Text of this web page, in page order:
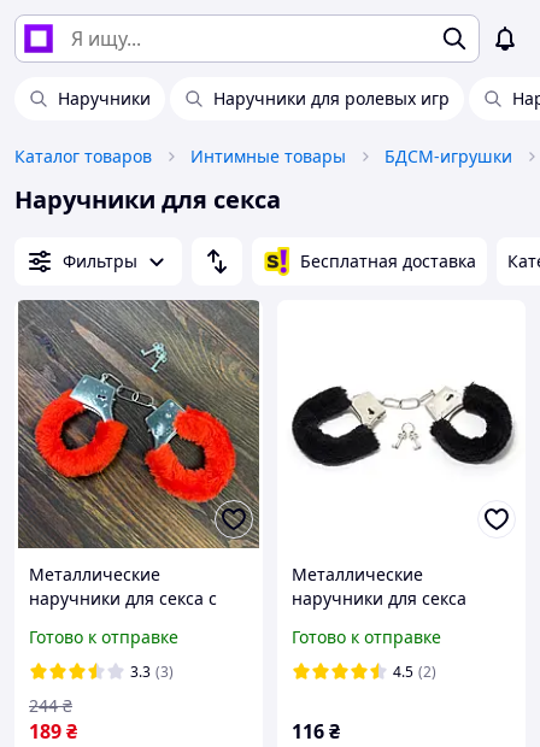
Наручники Наручники для ролевых игр
Каталог товаров Интимные товары БДСМ-игрушки
Наручники для секса
Фильтры Бесплатная доставка
Металлические
наручники для секса с
для ролевых игр
пушистые наручники с
ключиками красны
Готово к отправке
3.3 (3)
189₴
244 ₴
Металлические
наручники для секса
Готово к отправке
4.5 (2)
116₴